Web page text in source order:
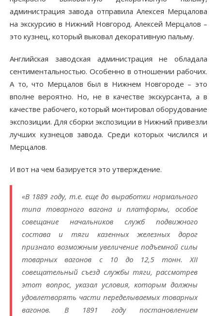
администрация завода отправила Алексея Мерцалова
на экскурсию в Нижний Новгород. Алексей Мерцалов –
это кузнец, который выковал декоративную пальму.
Английская заводская администрация не обладала
сентиментальностью. Особенно в отношении рабочих.
А то, что Мерцалов был в Нижнем Новгороде – это
вполне вероятно. Но, не в качестве экскурсанта, а в
качестве рабочего, который монтировал оборудование
экспозиции. Для сборки экспозиции в Нижний привезли
лучших кузнецов завода. Среди которых числился и
Мерцалов.
И вот на чем базируется это утверждение.
«В 1889 году, т.е. еще до выработки нормального
типа товарного вагона и платформы, особое
совещание начальников служб подвижного
состава и тяги казенных железных дорог
признало возможным увеличение подъемной силы
товарных вагонов с 10 до 12,5 тонн. XII
совещательный съезд службы тяги, рассмотрев
этот вопрос, указал условия, которым должны
удовлетворять части переделываемых товарных
вагонов. В 1891 году постановлением